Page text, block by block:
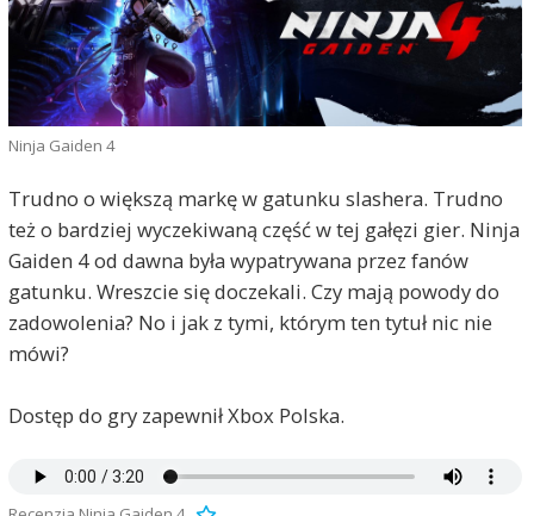
Ninja Gaiden 4
Trudno o większą markę w gatunku slashera. Trudno
też o bardziej wyczekiwaną część w tej gałęzi gier. Ninja
Gaiden 4 od dawna była wypatrywana przez fanów
gatunku. Wreszcie się doczekali. Czy mają powody do
zadowolenia? No i jak z tymi, którym ten tytuł nic nie
mówi?
Dostęp do gry zapewnił Xbox Polska.